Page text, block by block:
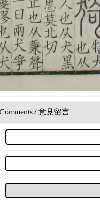
Comments / 意見留言